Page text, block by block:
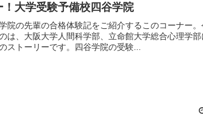
！大学受験予備校四谷学院
院の先輩の合格体験記をご紹介するこのコーナー
は、大阪大学人間科学部、立命館大学総合心理学部
ストーリーです。四谷学院の受験...